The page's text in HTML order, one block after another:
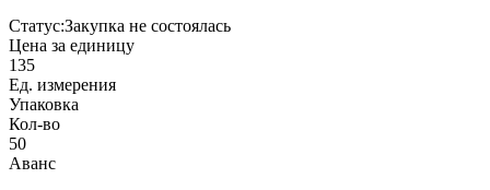
Статус:Закупка не состоялась
Цена за единицу
135
Ед. измерения
Упаковка
Кол-во
50
Аванс